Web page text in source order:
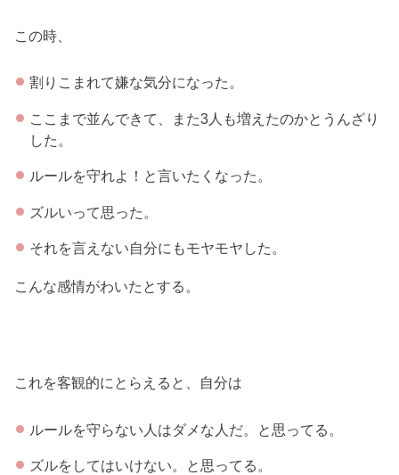
この時、
割りこまれて嫌な気分になった。
ここまで並んできて、また3人も増えたのかとうんざり
した。
ルールを守れよ！と言いたくなった。
ズルいって思った。
それを言えない自分にもモヤモヤした。
こんな感情がわいたとする。
これを客観的にとらえると、自分は
ルールを守らない人はダメな人だ。と思ってる。
ズルをしてはいけない。と思ってる。